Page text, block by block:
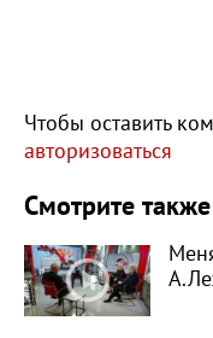
Чтобы оставить
авторизоваться
Смотрите также